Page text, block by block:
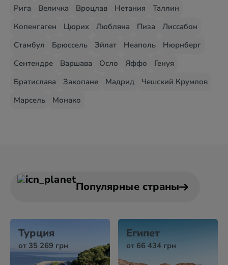
Рига
Величка Вроцлав Нетания
Таллин
Копенгаген
Цюрих Любляна Пиза
Лиссабон
Стамбул
Брюссель Эйлат Неаполь
Нюрнберг
Сентендре
Варшава Осло Яффо
Генуя
Братислава
Закопане Мадрид
Чешский Крумлов
Марсель
Монако
Популярные страны
Турция
от 35 269 грн
Египет
от 66 434 грн